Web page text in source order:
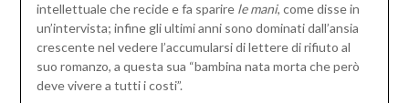
intellettuale che recide e fa sparire le mani, come disse in
un’intervista; infine gli ultimi anni sono dominati dall’ansia
crescente nel vedere l’accumularsi di lettere di rifiuto al
suo romanzo, a questa sua “bambina nata morta che però
deve vivere a tutti i costi”.